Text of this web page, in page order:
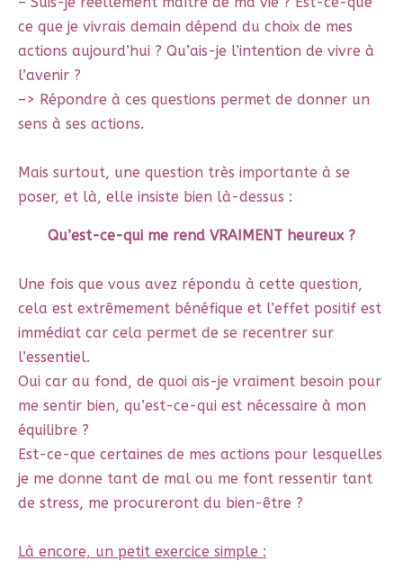
ce que je vivrais demain dépend du choix de mes
actions aujourd’hui ? Qu’ais-je l’intention de vivre à
l’avenir ?
–> Répondre à ces questions permet de donner un
sens à ses actions.
Mais surtout, une question très importante à se
poser, et là, elle insiste bien là-dessus :
Qu’est-ce-qui me rend VRAIMENT heureux ?
Une fois que vous avez répondu à cette question,
cela est extrêmement bénéfique et l’effet positif est
immédiat car cela permet de se recentrer sur
l’essentiel.
Oui car au fond, de quoi ais-je vraiment besoin pour
me sentir bien, qu’est-ce-qui est nécessaire à mon
équilibre ?
Est-ce-que certaines de mes actions pour lesquelles
je me donne tant de mal ou me font ressentir tant
de stress, me procureront du bien-être ?
Là encore, un petit exercice simple :